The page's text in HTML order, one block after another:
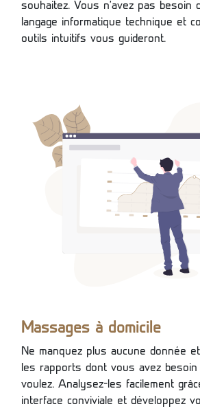
souhaitez. Vous n'avez pas besoin
langage informatique technique et
outils intuitifs vous guideront.
Massages à domicile
Ne manquez plus aucune donnée
les rapports dont vous avez
voulez. Analysez-les facilement
interface conviviale et développez